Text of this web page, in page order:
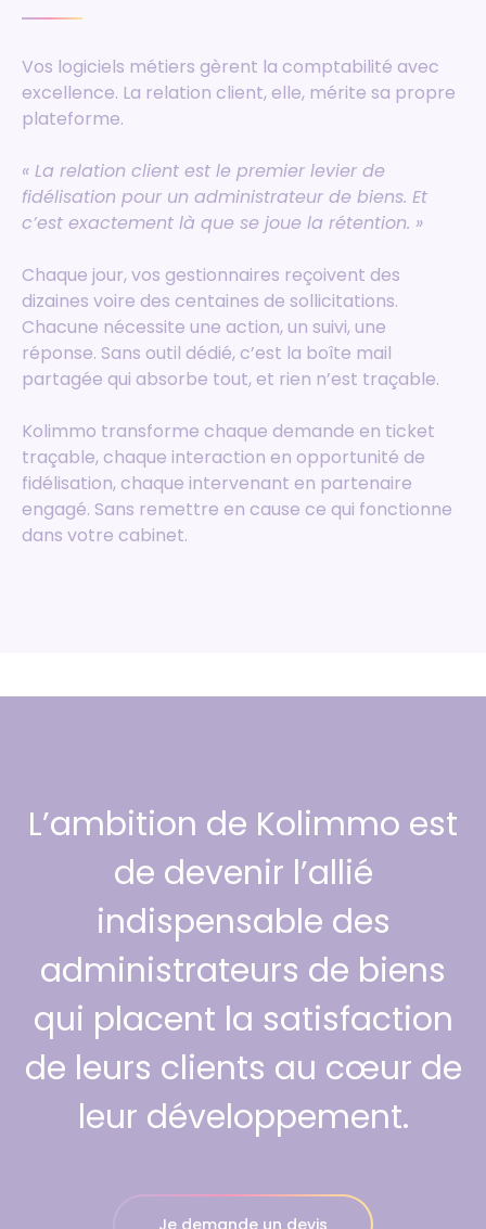
Vos logiciels métiers gèrent la comptabilité avec
excellence. La relation client, elle, mérite sa propre
plateforme.
« La relation client est le premier levier de
fidélisation pour un administrateur de biens. Et
c’est exactement là que se joue la rétention. »
Chaque jour, vos gestionnaires reçoivent des
dizaines voire des centaines de sollicitations.
Chacune nécessite une action, un suivi, une
réponse. Sans outil dédié, c’est la boîte mail
partagée qui absorbe tout, et rien n’est traçable.
Kolimmo transforme chaque demande en ticket
traçable, chaque interaction en opportunité de
fidélisation, chaque intervenant en partenaire
engagé. Sans remettre en cause ce qui fonctionne
dans votre cabinet.
L’ambition de Kolimmo est
de devenir l’allié
indispensable des
administrateurs de biens
qui placent la satisfaction
de leurs clients au cœur de
leur développement.
Je demande un devis